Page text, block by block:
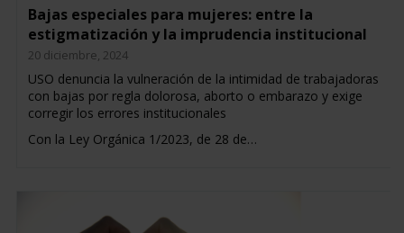
Bajas especiales para mujeres: entre la
estigmatización y la imprudencia institucional
20 diciembre, 2024
USO denuncia la vulneración de la intimidad de trabajadoras
con bajas por regla dolorosa, aborto o embarazo y exige
corregir los errores institucionales
Con la Ley Orgánica 1/2023, de 28 de…